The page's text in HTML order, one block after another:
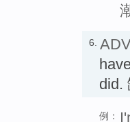
6.
did.
例：